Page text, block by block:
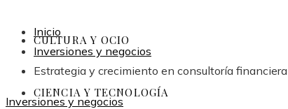
CULTURA Y OCIO
CIENCIA Y TECNOLOGÍA
Inicio
Inversiones y negocios
Estrategia y crecimiento en consultoría financiera
Inversiones y negocios